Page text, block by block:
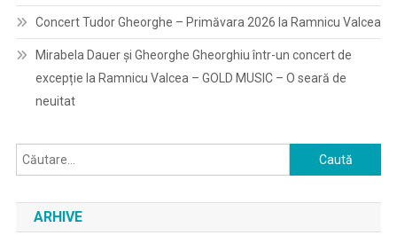
Concert Tudor Gheorghe – Primăvara 2026 la Ramnicu Valcea
Mirabela Dauer și Gheorghe Gheorghiu într-un concert de
excepție la Ramnicu Valcea – GOLD MUSIC – O seară de
neuitat
Caută
după:
ARHIVE